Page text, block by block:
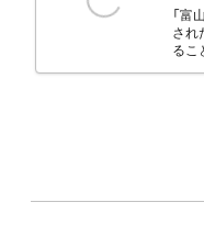
「富
され
るこ